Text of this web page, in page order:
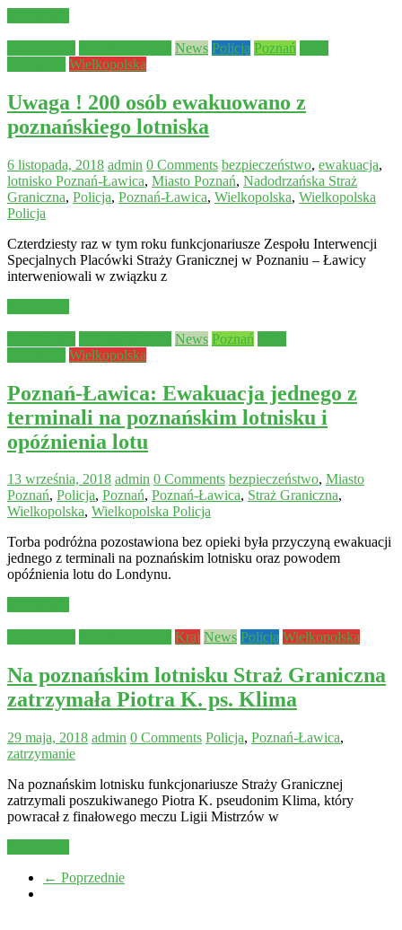
News Policja Poznań
Wielkopolska
Uwaga ! 200 osób ewakuowano z
poznańskiego lotniska
6 listopada, 2018 admin 0 Comments bezpieczeństwo, ewakuacja,
lotnisko Poznań-Ławica, Miasto Poznań, Nadodrzańska Straż
Graniczna, Policja, Poznań-Ławica, Wielkopolska, Wielkopolska
Policja
Czterdziesty raz w tym roku funkcjonariusze Zespołu Interwencji
Specjalnych Placówki Straży Granicznej w Poznaniu – Ławicy
interweniowali w związku z
News Poznań
Wielkopolska
Poznań-Ławica: Ewakuacja jednego z
terminali na poznańskim lotnisku i
opóźnienia lotu
13 września, 2018 admin 0 Comments bezpieczeństwo, Miasto
Poznań, Policja, Poznań, Poznań-Ławica, Straż Graniczna,
Wielkopolska, Wielkopolska Policja
Torba podróżna pozostawiona bez opieki była przyczyną ewakuacji
jednego z terminali na poznańskim lotnisku oraz powodem
opóźnienia lotu do Londynu.
Kraj News Policja Wielkopolska
Na poznańskim lotnisku Straż Graniczna
zatrzymała Piotra K. ps. Klima
29 maja, 2018 admin 0 Comments Policja, Poznań-Ławica,
zatrzymanie
Na poznańskim lotnisku funkcjonariusze Straży Granicznej
zatrzymali poszukiwanego Piotra K. pseudonim Klima, który
powracał z finałowego meczu Ligii Mistrzów w
← Poprzednie